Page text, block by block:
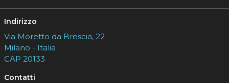
Indirizzo
Via Moretto da Brescia, 22
Milano - Italia
CAP 20133
Contatti